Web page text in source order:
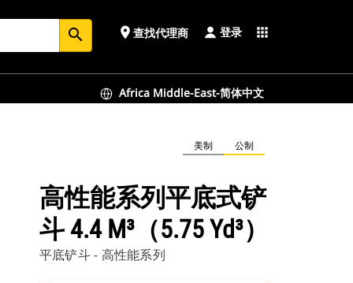
search place 查找代理商 登录 apps
Africa Middle-East-简体中文
美制 公制
高性能系列平底式铲
斗 4.4 M³（5.75 Yd³）
平底铲斗 - 高性能系列